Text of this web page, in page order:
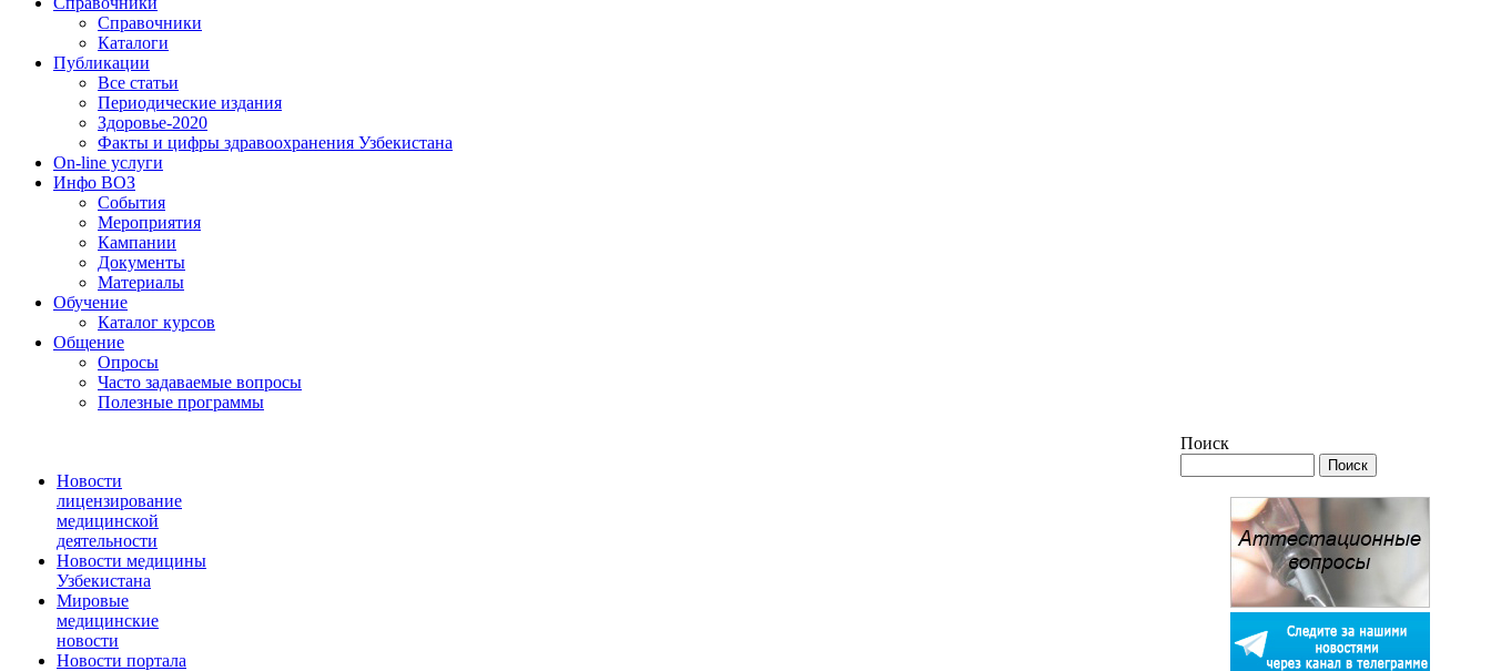
Справочники
Каталоги
Публикации
Все статьи
Периодические издания
Здоровье-2020
Факты и цифры здравоохранения Узбекистана
On-line услуги
Инфо ВОЗ
События
Мероприятия
Кампании
Документы
Материалы
Обучение
Каталог курсов
Общение
Опросы
Часто задаваемые вопросы
Полезные программы
Новости
лицензирование
медицинской
деятельности
Новости медицины
Узбекистана
Мировые
медицинские
новости
Новости портала
Поиск